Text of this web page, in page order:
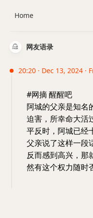
网友语录
20:20 · Dec 13, 2024 ·
#网摘 醒醒吧
阿城的父亲是知名
迫害，所幸命大活
平反时，阿城已经
父亲说了这样一段
反而感到高兴，那
然有这个权力随时
Home